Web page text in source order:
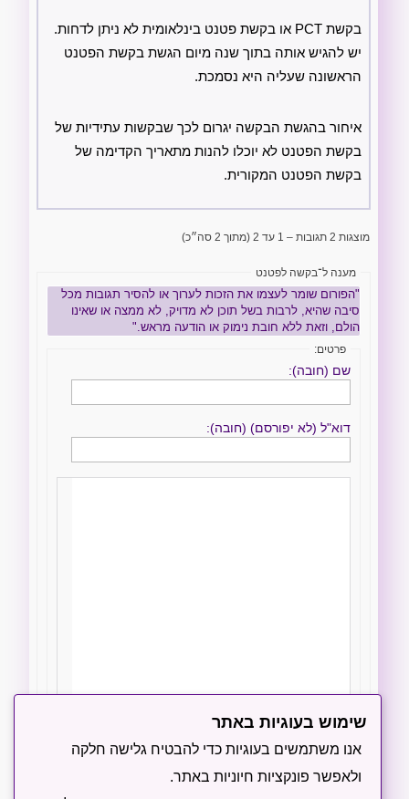
בקשת PCT או בקשת פטנט בינלאומית לא ניתן לדחות.
יש להגיש אותה בתוך שנה מיום הגשת בקשת הפטנט
הראשונה שעליה היא נסמכת.
איחור בהגשת הבקשה יגרום לכך שבקשות עתידיות של
בקשת הפטנט לא יוכלו להנות מתאריך הקדימה של
בקשת הפטנט המקורית.
מוצגות 2 תגובות – 1 עד 2 (מתוך 2 סה״כ)
מענה ל־בקשה לפטנט
"הפורום שומר לעצמו את הזכות לערוך או להסיר תגובות מכל
סיבה שהיא, לרבות בשל תוכן לא מדויק, לא ממצה או שאינו
הולם, וזאת ללא חובת נימוק או הודעה מראש."
פרטים:
שם (חובה):
דוא"ל (לא יפורסם) (חובה):
הודיעו לי על תגובות חדשות באמצעות מייל
שימוש בעוגיות באתר
אנו משתמשים בעוגיות כדי להבטיח גלישה חלקה
ולאפשר פונקציות חיוניות באתר.